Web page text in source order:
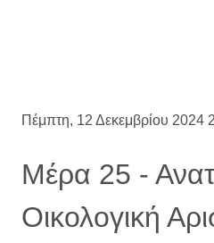
Πέμπτη, 12 Δεκεμβρίου 2024
Μέρα 25 -
Οικολογική